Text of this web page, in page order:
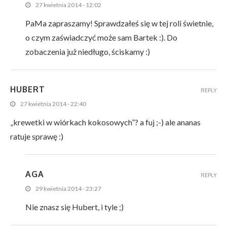
27 kwietnia 2014 - 12:02
PaMa zapraszamy! Sprawdzałeś się w tej roli świetnie,
o czym zaświadczyć może sam Bartek :). Do
zobaczenia już niedługo, ściskamy :)
HUBERT
27 kwietnia 2014 - 22:40
„krewetki w wiórkach kokosowych”? a fuj ;-) ale ananas
ratuje sprawę :)
REPLY
AGA
29 kwietnia 2014 - 23:27
Nie znasz się Hubert, i tyle ;)
REPLY